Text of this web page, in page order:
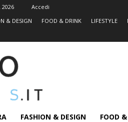
Accedi
& DESIGN FOOD & DRINK LIFESTYLE
FASHION & DESIGN FOOD